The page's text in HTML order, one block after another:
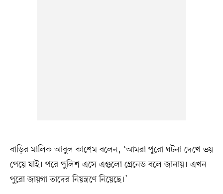
বাড়ির মালিক আবুল কাশেম বলেন, ‘আমরা পুরো ঘটনা দেখে ভয়
পেয়ে যাই। পরে পুলিশ এসে এগুলো গ্রেনেড বলে জানায়। এখন
পুরো জায়গা তাদের নিয়ন্ত্রণে নিয়েছে।’